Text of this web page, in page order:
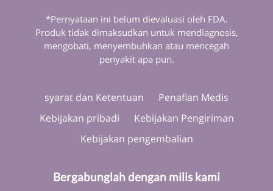
*Pernyataan ini belum dievaluasi oleh FDA.
Produk tidak dimaksudkan untuk mendiagnosis,
mengobati, menyembuhkan atau mencegah
penyakit apa pun.
syarat dan Ketentuan
Penafian Medis
Kebijakan pribadi
Kebijakan Pengiriman
Kebijakan pengembalian
Bergabunglah dengan milis kami